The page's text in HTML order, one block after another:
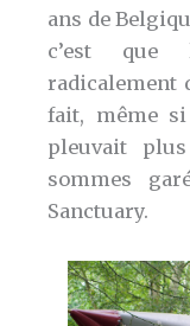
ans de
c’est que
radicalement
fait, même
pleuvait
sommes
Sanctuary.